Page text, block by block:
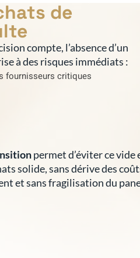
de
compte, l’absence d’un
à des risques immédiats :
fournisseurs critiques
permet d’éviter ce vide
solide, sans dérive des
et sans fragilisation du